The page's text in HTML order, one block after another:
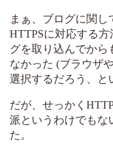
まぁ、ブログに関し
HTTPSに対応する
グを取り込んでから
なかった (ブラウザ
選択するだろう、と
だが、せっかく
派というわけでもな
た。